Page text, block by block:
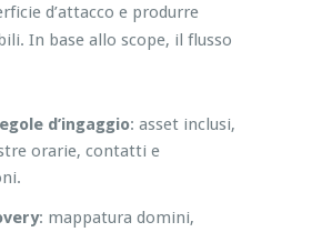
d’attacco e produrre
In base allo scope, il flusso
d’ingaggio: asset inclusi,
orarie, contatti e
: mappatura domini,